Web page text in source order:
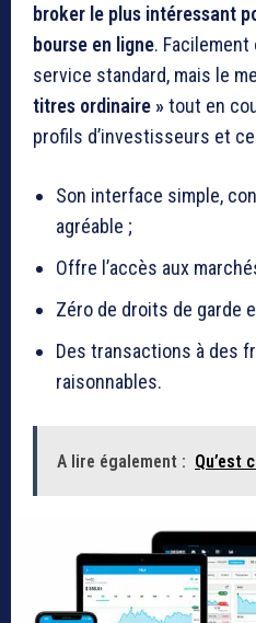
broker le plus intéressant
bourse en ligne.
service standard, mais le
titres ordinaire »tout en
profils d’investisseurs et
Son interface simple,
agréable ;
Offre l’accès aux
Zéro de droits de garde
Des transactions à des
raisonnables.
A lire également : Qu’est